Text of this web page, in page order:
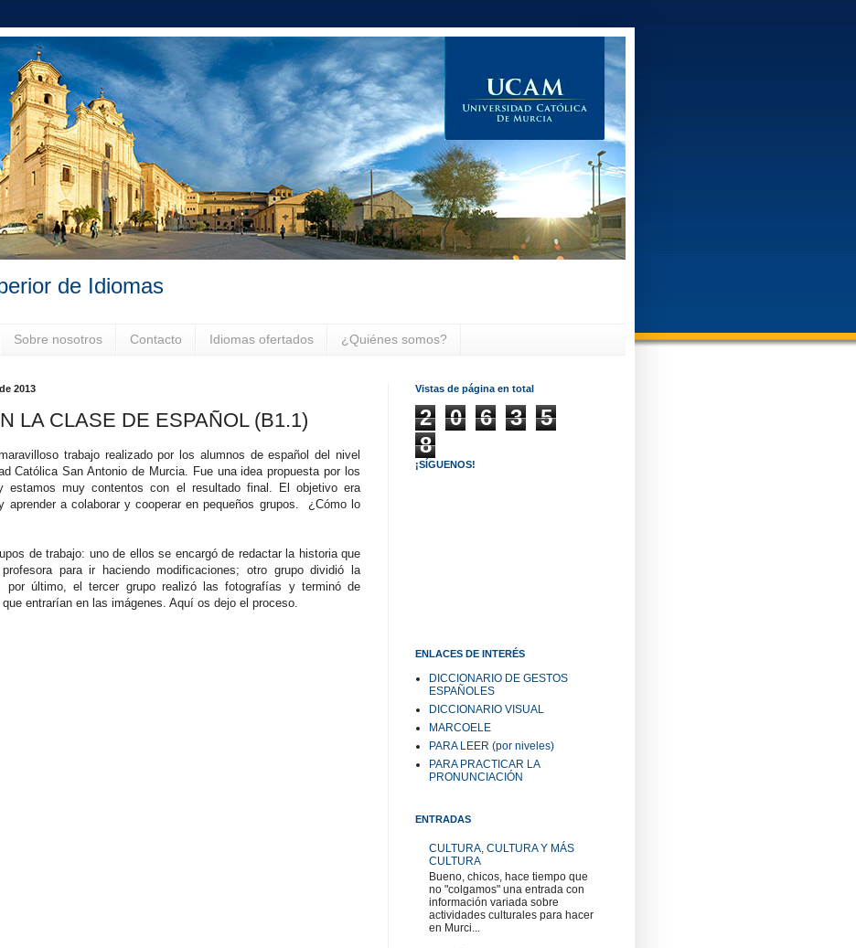
de Idiomas
Sobre nosotros Contacto Idiomas ofertados ¿Quiénes somos?
2013
LA CLASE DE ESPAÑOL (B1.1)
trabajo realizado por los alumnos de español del nivel
Católica San Antonio de Murcia. Fue una idea propuesta por los
estamos muy contentos con el resultado final. El objetivo era
aprender a colaborar y cooperar en pequeños grupos. ¿Cómo lo
de trabajo: uno de ellos se encargó de redactar la historia que
para ir haciendo modificaciones; otro grupo dividió la
por último, el tercer grupo realizó las fotografías y terminó de
entrarían en las imágenes. Aquí os dejo el proceso.
Vistas de página en total
2 0 6 3
5
8
¡SÍGUENOS!
ENLACES DE INTERÉS
DICCIONARIO DE GESTOS
ESPAÑOLES
DICCIONARIO VISUAL
MARCOELE
PARA LEER (por niveles)
PARA PRACTICAR LA
PRONUNCIACIÓN
ENTRADAS
CULTURA, CULTURA Y MÁS
CULTURA
Bueno, chicos, hace tiempo que
no "colgamos" una entrada con
información variada sobre
actividades culturales para hacer
en Murci...